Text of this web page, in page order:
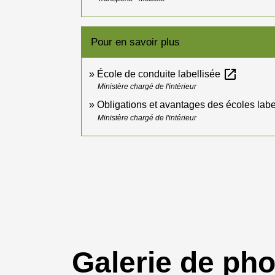
Pour en savoir plus
École de conduite labellisée open_in_new
Ministère chargé de l'intérieur
Obligations et avantages des écoles
Ministère chargé de l'intérieur
Galerie de